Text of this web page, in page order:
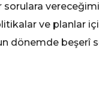
ve planlar
dönemde beşerî